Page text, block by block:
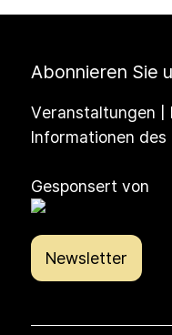
Abonnieren Sie
Veranstaltungen |
Informationen des
Gesponsert von
Newsletter